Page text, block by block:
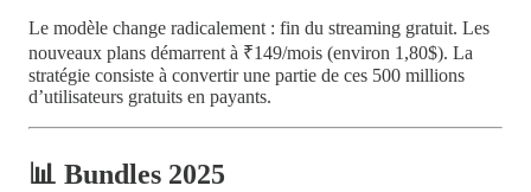
Le modèle change radicalement : fin du streaming gratuit. Les
nouveaux plans démarrent à ₹149/mois (environ 1,80$). La
stratégie consiste à convertir une partie de ces 500 millions
d’utilisateurs gratuits en payants.
📊 Bundles 2025